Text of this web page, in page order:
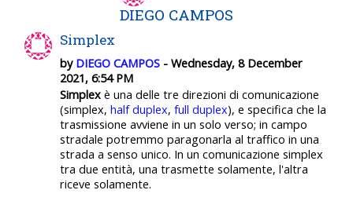
DIEGO CAMPOS
Simplex
by DIEGO CAMPOS - Wednesday, 8 December
2021, 6:54 PM
Simplex è una delle tre direzioni di comunicazione
(simplex, half duplex, full duplex), e specifica che la
trasmissione avviene in un solo verso; in campo
stradale potremmo paragonarla al traffico in una
strada a senso unico. In un comunicazione simplex
tra due entità, una trasmette solamente, l'altra
riceve solamente.